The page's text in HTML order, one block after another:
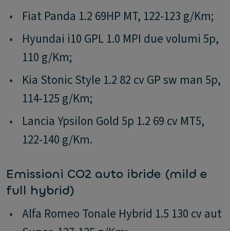
•
Fiat Panda 1.2 69HP MT, 122-123 g/Km;
•
Hyundai i10 GPL 1.0 MPI due volumi 5p,
110 g/Km;
•
Kia Stonic Style 1.2 82 cv GP sw man 5p,
114-125 g/Km;
•
Lancia Ypsilon Gold 5p 1.2 69 cv MT5,
122-140 g/Km.
Emissioni CO2 auto ibride (mild e
full hybrid)
• Alfa Romeo Tonale Hybrid 1.5 130 cv aut